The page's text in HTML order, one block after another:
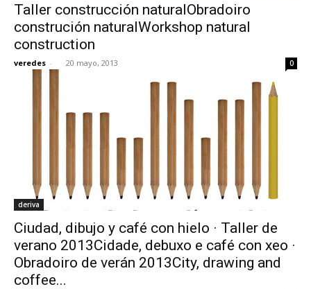
Taller construcción naturalObradoiro
construción naturalWorkshop natural
construction
veredes - 20 mayo, 2013 0
deriva
Ciudad, dibujo y café con hielo · Taller de
verano 2013Cidade, debuxo e café con xeo ·
Obradoiro de verán 2013City, drawing and
coffee...